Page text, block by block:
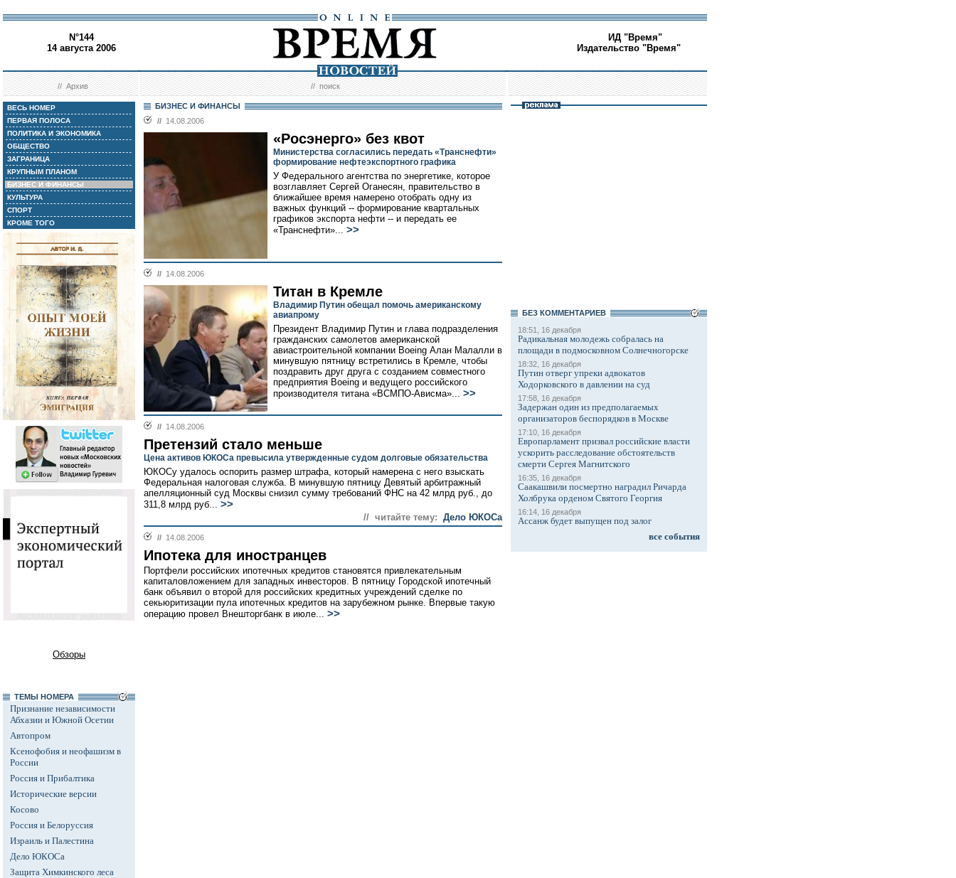
N°144
14 августа 2006
ИД "Время"
Издательство "Время"
//Архив //поиск
ВЕСЬ НОМЕР
ПЕРВАЯ ПОЛОСА
ПОЛИТИКА И ЭКОНОМИКА
ОБЩЕСТВО
ЗАГРАНИЦА
КРУПНЫМ ПЛАНОМ
БИЗНЕС И ФИНАНСЫ
КУЛЬТУРА
СПОРТ
КРОМЕ ТОГО
Обзоры
ТЕМЫ НОМЕРА
Признание независимости
Абхазии и Южной Осетии
Автопром
Ксенофобия и неофашизм в
России
Россия и Прибалтика
Исторические версии
Косово
Россия и Белоруссия
Израиль и Палестина
Дело ЮКОСа
Защита Химкинского леса
БИЗНЕС И ФИНАНСЫ
// 14.08.2006
«Росэнерго» без квот
Министерства согласились передать «Транснефти»
формирование нефтеэкспортного графика
У Федерального агентства по энергетике, которое
возглавляет Сергей Оганесян, правительство в
ближайшее время намерено отобрать одну из
важных функций -- формирование квартальных
графиков экспорта нефти -- и передать ее
«Транснефти»... >>
// 14.08.2006
Титан в Кремле
Владимир Путин обещал помочь американскому
авиапрому
Президент Владимир Путин и глава подразделения
гражданских самолетов американской
авиастроительной компании Boeing Алан Малалли в
минувшую пятницу встретились в Кремле, чтобы
поздравить друг друга с созданием совместного
предприятия Boeing и ведущего российского
производителя титана «ВСМПО-Ависма»... >>
// 14.08.2006
Претензий стало меньше
Цена активов ЮКОСа превысила утвержденные судом долговые обязательства
ЮКОСу удалось оспорить размер штрафа, который намерена с него взыскать
Федеральная налоговая служба. В минувшую пятницу Девятый арбитражный
апелляционный суд Москвы снизил сумму требований ФНС на 42 млрд руб., до
311,8 млрд руб... >>
// читайте тему: Дело ЮКОСа
// 14.08.2006
Ипотека для иностранцев
Портфели российских ипотечных кредитов становятся привлекательным
капиталовложением для западных инвесторов. В пятницу Городской ипотечный
банк объявил о второй для российских кредитных учреждений сделке по
секьюритизации пула ипотечных кредитов на зарубежном рынке. Впервые такую
операцию провел Внешторгбанк в июле... >>
БЕЗ КОМMЕНТАРИЕВ
18:51, 16 декабря
Радикальная молодежь собралась на
площади в подмосковном Солнечногорске
18:32, 16 декабря
Путин отверг упреки адвокатов
Ходорковского в давлении на суд
17:58, 16 декабря
Задержан один из предполагаемых
организаторов беспорядков в Москве
17:10, 16 декабря
Европарламент призвал российские власти
ускорить расследование обстоятельств
смерти Сергея Магнитского
16:35, 16 декабря
Саакашвили посмертно наградил Ричарда
Холбрука орденом Святого Георгия
16:14, 16 декабря
Ассанж будет выпущен под залог
все события